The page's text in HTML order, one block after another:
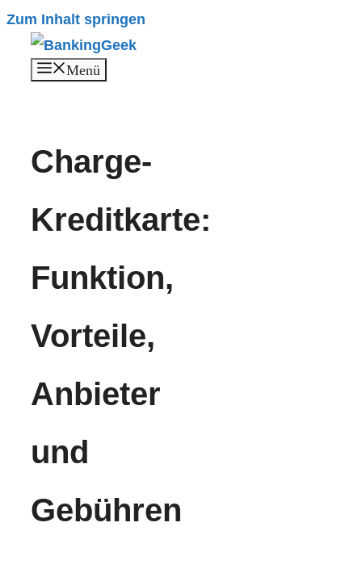
Zum Inhalt springen
Menü
Charge-
Kreditkarte:
Funktion,
Vorteile,
Anbieter
und
Gebühren